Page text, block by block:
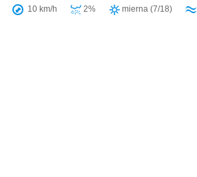
10 km/h 2% mierna (7/18)